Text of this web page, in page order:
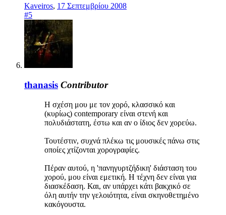
Kaveiros, 17 Σεπτεμβρίου 2008
#5
thanasis Contributor
Η σχέση μου με τον χορό, κλασσικό και
(κυρίως) contemporary είναι στενή και
πολυδιάστατη, έστω και αν ο ίδιος δεν χορεύω.
Τουτέστιν, συχνά πλέκω τις μουσικές πάνω στις
οποίες χτίζονται χορογραφίες.
Πέραν αυτού, η 'πανηγυρτζήδικη' διάσταση του
χορού, μου είναι εμετική. Η τέχνη δεν είναι για
διασκέδαση. Και, αν υπάρχει κάτι βακχικό σε
όλη αυτήν την γελοιότητα, είναι σκηνοθετημένο
κακόγουστα.